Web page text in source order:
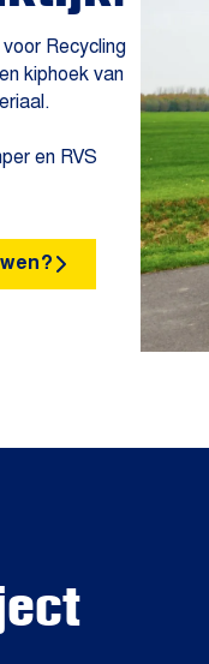
Recycling
kiphoek van
en RVS